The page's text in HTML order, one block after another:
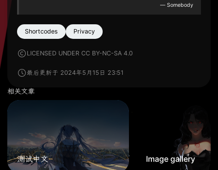
― Somebody
Shortcodes Privacy
LICENSED UNDER CC BY-NC-SA 4.0
最后更新于 2024年5月15日 23:51
相关文章
测试中文 Image gallery